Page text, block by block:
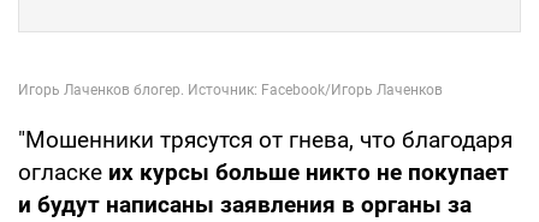
"Мошенники трясутся от гнева, что благодаря
огласке их курсы больше никто не покупает
и будут написаны заявления в органы за